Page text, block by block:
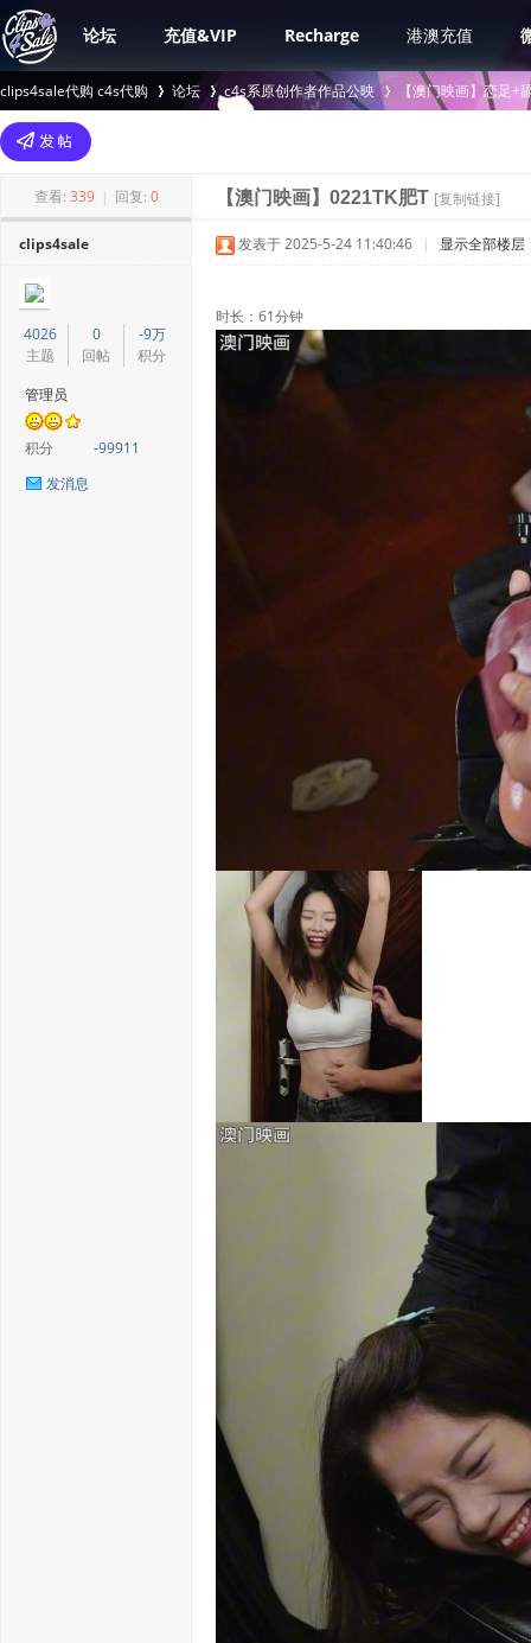
论坛 充值&VIP Recharge 港澳充值
clips4sale代购 c4s代购
>
论坛 c4s系原创作者作品公映
›
【澳门映画】恋足+
查看: 339 | 回复: 0 【澳门映画】0221TK肥T [复制链接]
clips4sale
4026
主题
0
回帖
-9万
积分
管理员
积分
-99911
发消息
发表于 2025-5-24 11:40:46 | 显示全部楼层
时长：61分钟